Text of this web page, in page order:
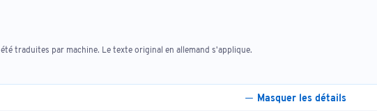
traduites par machine. Le texte original en allemand s'applique.
Masquer les détails